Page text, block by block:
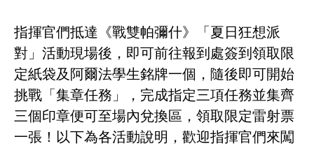
指揮官們抵達《戰雙帕彌什》「夏日狂想派
對」活動現場後，即可前往報到處簽到領取限
定紙袋及阿爾法學生銘牌一個，隨後即可開始
挑戰「集章任務」，完成指定三項任務並集齊
三個印章便可至場內兌換區，領取限定雷射票
一張！以下為各活動說明，歡迎指揮官們來闖